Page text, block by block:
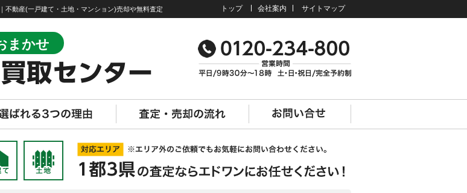
不動産(一戸建て・土地・マンション)売却や無料査定 トップ 会社案内 サイトマップ
まかせ